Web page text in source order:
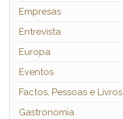
Empresas
Entrevista
Europa
Eventos
Factos, Pessoas e Livros
Gastronomia